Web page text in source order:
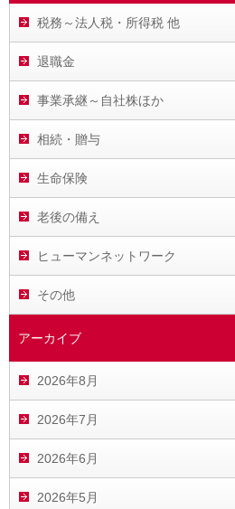
税務～法人税・所得税 他
退職金
事業承継～自社株ほか
相続・贈与
生命保険
老後の備え
ヒューマンネットワーク
その他
アーカイブ
2026年8月
2026年7月
2026年6月
2026年5月